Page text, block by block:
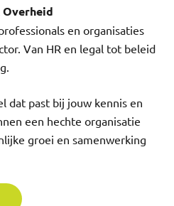
en organisaties
Van HR en legal tot beleid
dat past bij jouw kennis en
een hechte organisatie
groei en samenwerking